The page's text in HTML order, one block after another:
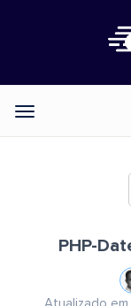
Categories
PHP-